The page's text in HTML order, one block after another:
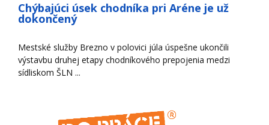
Chýbajúci úsek chodníka pri Aréne je už
dokončený
Mestské služby Brezno v polovici júla úspešne ukončili
výstavbu druhej etapy chodníkového prepojenia medzi
sídliskom ŠLN ...